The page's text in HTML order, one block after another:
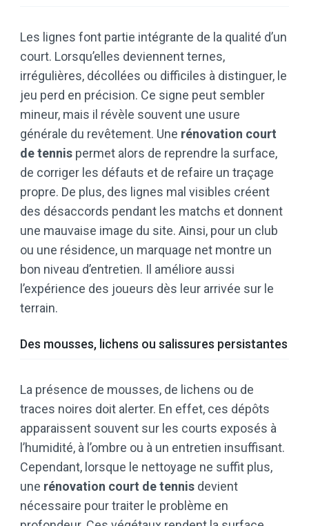
Les lignes font partie intégrante de la qualité d’un
court. Lorsqu’elles deviennent ternes,
irrégulières, décollées ou difficiles à distinguer, le
jeu perd en précision. Ce signe peut sembler
mineur, mais il révèle souvent une usure
générale du revêtement. Une rénovation court
de tennis permet alors de reprendre la surface,
de corriger les défauts et de refaire un traçage
propre. De plus, des lignes mal visibles créent
des désaccords pendant les matchs et donnent
une mauvaise image du site. Ainsi, pour un club
ou une résidence, un marquage net montre un
bon niveau d’entretien. Il améliore aussi
l’expérience des joueurs dès leur arrivée sur le
terrain.
Des mousses, lichens ou salissures persistantes
La présence de mousses, de lichens ou de
traces noires doit alerter. En effet, ces dépôts
apparaissent souvent sur les courts exposés à
l’humidité, à l’ombre ou à un entretien insuffisant.
Cependant, lorsque le nettoyage ne suffit plus,
une rénovation court de tennis devient
nécessaire pour traiter le problème en